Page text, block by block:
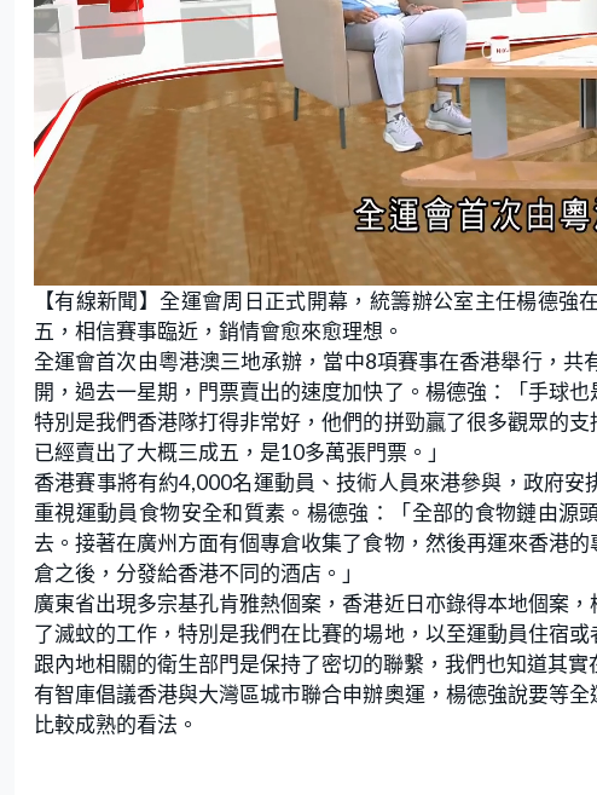
n
m
u
t
e
a
d
e
d
:
2
0
8
3
%
【有線新聞】全運會周日正式開幕，統籌辦公室主任楊德
五，相信賽事臨近，銷情會愈來愈理想。
全運會首次由粵港澳三地承辦，當中8項賽事在香港舉行，
開，過去一星期，門票賣出的速度加快了。楊德強：「手球
特別是我們香港隊打得非常好，他們的拼勁贏了很多觀眾的
已經賣出了大概三成五，是10多萬張門票。」
香港賽事將有約4,000名運動員、技術人員來港參與，政府
重視運動員食物安全和質素。楊德強：「全部的食物鏈由
去。接著在廣州方面有個專倉收集了食物，然後再運來香港
倉之後，分發給香港不同的酒店。」
廣東省出現多宗基孔肯雅熱個案，香港近日亦錄得本地個案
了滅蚊的工作，特別是我們在比賽的場地，以至運動員住宿
跟內地相關的衛生部門是保持了密切的聯繫，我們也知道其
有智庫倡議香港與大灣區城市聯合申辦奧運，楊德強說要等
比較成熟的看法。